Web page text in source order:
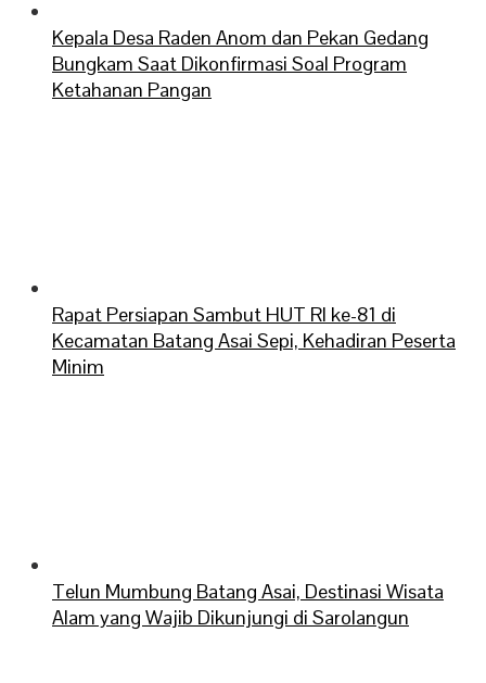
Kepala Desa Raden Anom dan Pekan Gedang
Bungkam Saat Dikonfirmasi Soal Program
Ketahanan Pangan
Rapat Persiapan Sambut HUT RI ke-81 di
Kecamatan Batang Asai Sepi, Kehadiran Peserta
Minim
Telun Mumbung Batang Asai, Destinasi Wisata
Alam yang Wajib Dikunjungi di Sarolangun